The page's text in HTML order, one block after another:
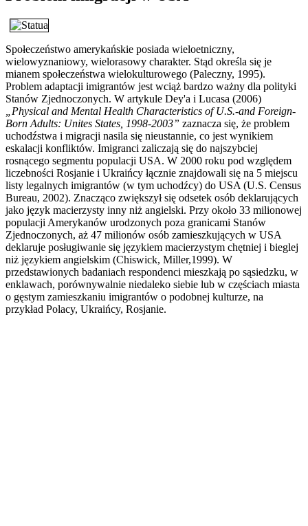
Społeczeństwo amerykańskie posiada wieloetniczny,
wielowyznaniowy, wielorasowy charakter. Stąd określa się je
mianem społeczeństwa wielokulturowego (Paleczny, 1995).
Problem adaptacji imigrantów jest wciąż bardzo ważny dla polityki
Stanów Zjednoczonych. W artykule Dey'a i Lucasa (2006)
„Physical and Mental Health Characteristics of U.S.-and Foreign-
Born Adults: Unites States, 1998-2003” zaznacza się, że problem
uchodźstwa i migracji nasila się nieustannie, co jest wynikiem
eskalacji konfliktów. Imigranci zaliczają się do najszybciej
rosnącego segmentu populacji USA. W 2000 roku pod względem
liczebności Rosjanie i Ukraińcy łącznie znajdowali się na 5 miejscu
listy legalnych imigrantów (w tym uchodźcy) do USA (U.S. Census
Bureau, 2002). Znacząco zwiększył się odsetek osób deklarujących
jako język macierzysty inny niż angielski. Przy około 33 milionowej
populacji Amerykanów urodzonych poza granicami Stanów
Zjednoczonych, aż 47 milionów osób zamieszkujących w USA
deklaruje posługiwanie się językiem macierzystym chętniej i bieglej
niż językiem angielskim (Chiswick, Miller,1999). W
przedstawionych badaniach respondenci mieszkają po sąsiedzku, w
enklawach, porównywalnie niedaleko siebie lub w częściach miasta
o gęstym zamieszkaniu imigrantów o podobnej kulturze, na
przykład Polacy, Ukraińcy, Rosjanie.